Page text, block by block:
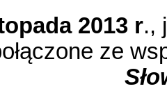
2013 r.,
ze